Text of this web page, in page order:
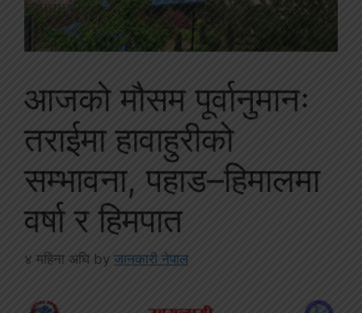
आजको मौसम पूर्वानुमानः
तराईमा हावाहुरीको
सम्भावना, पहाड–हिमालमा
वर्षा र हिमपात
४ महिना अघि by जानकारी नेपाल